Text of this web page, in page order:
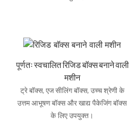
पूर्णतः स्वचालित रिजिड बॉक्स बनाने वाली
मशीन
ट्रे बॉक्स, एज सीलिंग बॉक्स, उच्च श्रेणी के
उत्तम आभूषण बॉक्स और खाद्य पैकेजिंग बॉक्स
के लिए उपयुक्त।